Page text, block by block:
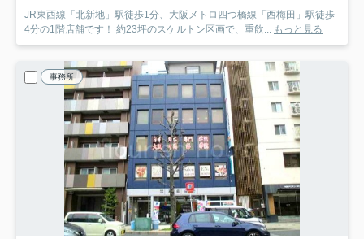
JR東西線「北新地」駅徒歩1分、大阪メトロ四つ橋線「西梅田」駅徒歩
4分の1階店舗です！ 約23坪のスケルトン区画で、重飲...
もっと見る
事務所